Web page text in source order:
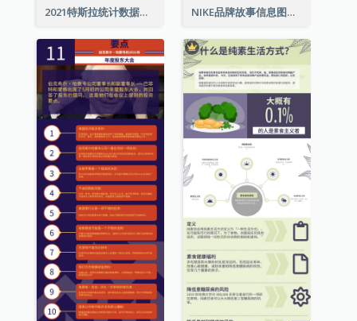
2021特斯拉统计数据和资讯信息图表 NIKE品牌故事信息图表